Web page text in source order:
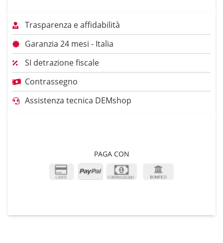
Trasparenza e affidabilità
Garanzia 24 mesi - Italia
SI detrazione fiscale
Contrassegno
Assistenza tecnica DEMshop
PAGA CON